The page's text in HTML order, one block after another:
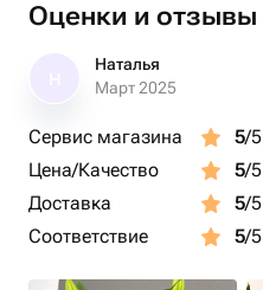
Оценки и отзывы
Наталья
Март 2025
Сервис магазина 5/5
Цена/Качество
5/5
Доставка
5/5
Соответствие
5/5